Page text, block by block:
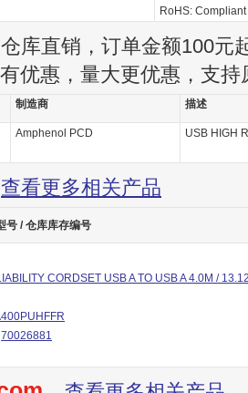
RoHS: Compliant
库直销，订单金额100元
优惠，量大更优惠，支持
制造商 描述
Amphenol PCD USB HIGH
查看更多相关产品
号 / 仓库库存编号
CORDSET USB A TO USB A 4.0M /
70026881